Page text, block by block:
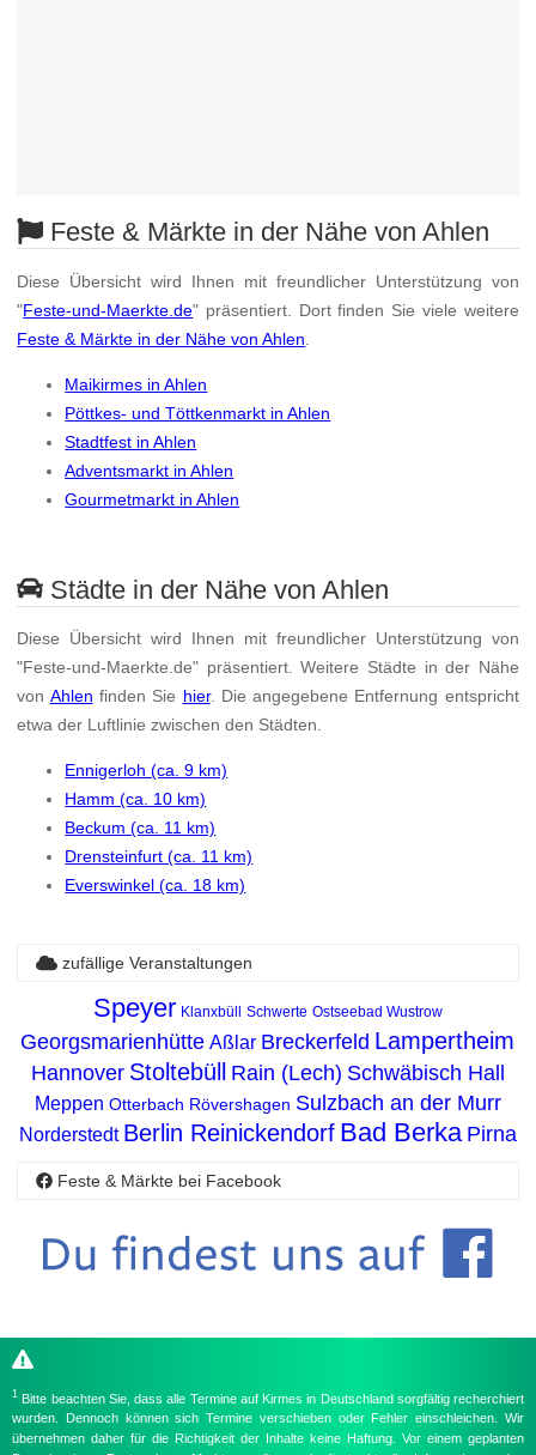
Feste & Märkte in der Nähe von Ahlen
Diese Übersicht wird Ihnen mit freundlicher Unterstützung von
"Feste-und-Maerkte.de" präsentiert. Dort finden Sie viele weitere
Feste & Märkte in der Nähe von Ahlen
Maikirmes in Ahlen
Pöttkes- und Töttkenmarkt in Ahlen
Stadtfest in Ahlen
Adventsmarkt in Ahlen
Gourmetmarkt in Ahlen
Städte in der Nähe von Ahlen
Diese Übersicht wird Ihnen mit freundlicher Unterstützung von
"Feste-und-Maerkte.de" präsentiert. Weitere Städte in der Nähe
von Ahlen finden Sie hier. Die angegebene Entfernung entspricht
etwa der Luftlinie zwischen den Städten.
Ennigerloh (ca. 9 km)
Hamm (ca. 10 km)
Beckum (ca. 11 km)
Drensteinfurt (ca. 11 km)
Everswinkel (ca. 18 km)
zufällige Veranstaltungen
Speyer Klanxbüll Schwerte Ostseebad Wustrow
Georgsmarienhütte Aßlar Breckerfeld Lampertheim
Hannover Stoltebüll Rain (Lech) Schwäbisch Hall
Meppen Otterbach Rövershagen Sulzbach an der Murr
Norderstedt Berlin Reinickendorf Bad Berka Pirna
Feste & Märkte bei Facebook
1 Bitte beachten Sie, dass alle Termine auf Kirmes in Deutschland sorgfältig recherchiert
wurden. Dennoch können sich Termine verschieben oder Fehler einschleichen. Wir
übernehmen daher für die Richtigkeit der Inhalte keine Haftung. Vor einem geplanten